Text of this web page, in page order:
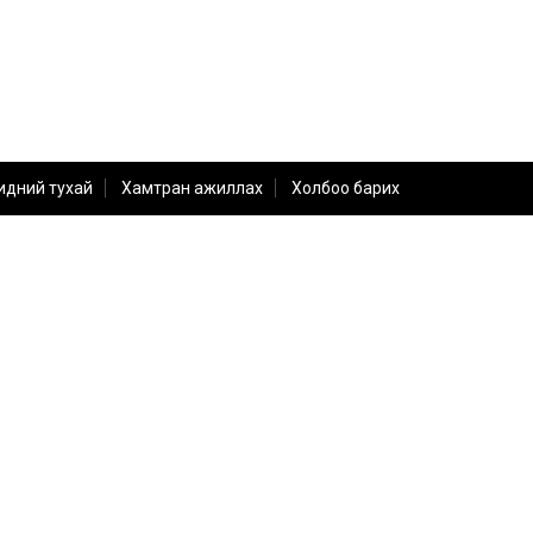
тухай Хамтран ажиллах Холбоо барих